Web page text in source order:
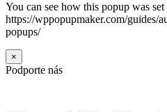
You can see how this popup was
https://wppopupmaker.com/guides/
popups/
×
Podporte nás